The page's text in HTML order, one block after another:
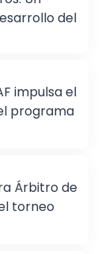
Un
del
impulsa el
programa
Árbitro de
torneo